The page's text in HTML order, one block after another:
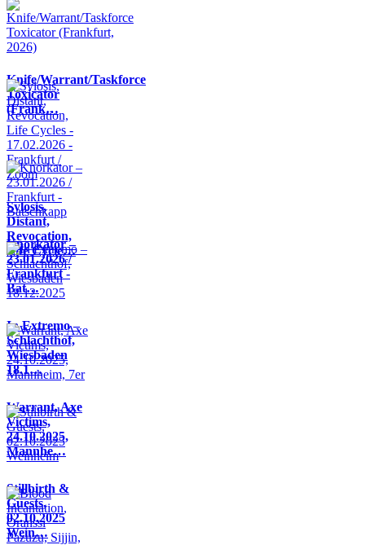
Knife/Warrant/Taskforce
Toxicator
(Frank…
Sylosis,
Distant,
Revocation,
Life Cycle…
Knorkator –
23.01.2026 /
Frankfurt -
Bat…
In Extremo –
Schlachthof,
Wiesbaden
18.1…
Warrant, Axe
Victims,
24.10.2025,
Mannhe…
Stillbirth &
Guests,
02.10.2025
Wein…